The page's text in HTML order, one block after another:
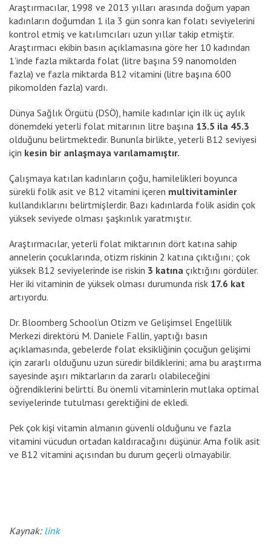
Araştırmacılar, 1998 ve 2013 yılları arasında doğum yapan
kadınların doğumdan 1 ila 3 gün sonra kan folatı seviyelerini
kontrol etmiş ve katılımcıları uzun yıllar takip etmiştir.
Araştırmacı ekibin basın açıklamasına göre her 10 kadından
1’inde fazla miktarda folat (litre başına 59 nanomolden
fazla) ve fazla miktarda B12 vitamini (litre başına 600
pikomolden fazla) vardı.
Dünya Sağlık Örgütü (DSÖ), hamile kadınlar için ilk üç aylık
dönemdeki yeterli folat mitarının litre başına 13.5 ila 45.3
olduğunu belirtmektedir. Bununla birlikte, yeterli B12 seviyesi
için kesin bir anlaşmaya varılamamıştır.
Çalışmaya katılan kadınların çoğu, hamilelikleri boyunca
sürekli folik asit ve B12 vitamini içeren multivitaminler
kullandıklarını belirtmişlerdir. Bazı kadınlarda folik asidin çok
yüksek seviyede olması şaşkınlık yaratmıştır.
Araştırmacılar, yeterli folat miktarının dört katına sahip
annelerin çocuklarında, otizm riskinin 2 katına çıktığını; çok
yüksek B12 seviyelerinde ise riskin 3 katına çıktığını gördüler.
Her iki vitaminin de yüksek olması durumunda risk 17.6 kat
artıyordu.
Dr. Bloomberg School’un Otizm ve Gelişimsel Engellilik
Merkezi direktörü M. Daniele Fallin, yaptığı basın
açıklamasında, gebelerde folat eksikliğinin çocuğun gelişimi
için zararlı olduğunu uzun süredir bildiklerini; ama bu araştırma
sayesinde aşırı miktarların da zararlı olabileceğini
öğrendiklerini belirtti. Bu önemli vitaminlerin mutlaka optimal
seviyelerinde tutulması gerektiğini de ekledi.
Pek çok kişi vitamin almanın güvenli olduğunu ve fazla
vitamini vücudun ortadan kaldıracağını düşünür. Ama folik asit
ve B12 vitamini açısından bu durum geçerli olmayabilir.
Kaynak: link